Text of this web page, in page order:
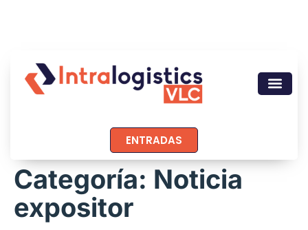
ENTRADAS
Categoría: Noticia
expositor